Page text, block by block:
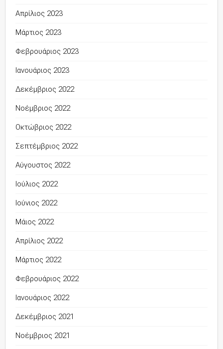
Απρίλιος 2023
Μάρτιος 2023
Φεβρουάριος 2023
Ιανουάριος 2023
Δεκέμβριος 2022
Νοέμβριος 2022
Οκτώβριος 2022
Σεπτέμβριος 2022
Αύγουστος 2022
Ιούλιος 2022
Ιούνιος 2022
Μάιος 2022
Απρίλιος 2022
Μάρτιος 2022
Φεβρουάριος 2022
Ιανουάριος 2022
Δεκέμβριος 2021
Νοέμβριος 2021